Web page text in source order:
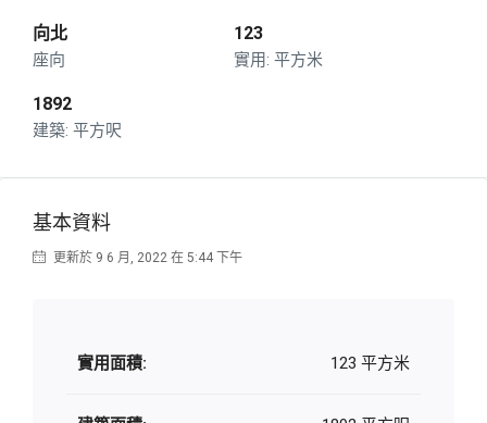
向北
座向
123
平方米
1892
平方呎
基本資料
更新於 9 6 月, 2022 在 5:44 下午
實用面積: 123 平方米